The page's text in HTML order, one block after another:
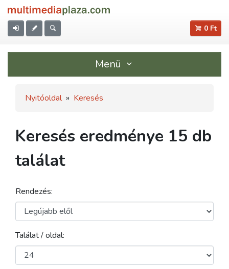
0 Ft
Menü
Nyitóoldal » Keresés
Keresés eredménye 15 db
találat
Rendezés:
Találat / oldal: